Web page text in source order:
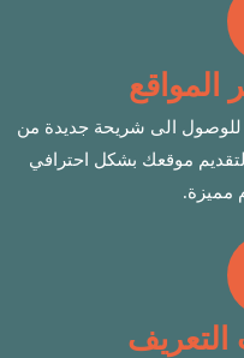
المواقع
للوصول الى شريحة جديدة من
لتقديم موقعك بشكل احترافي
مميزة.